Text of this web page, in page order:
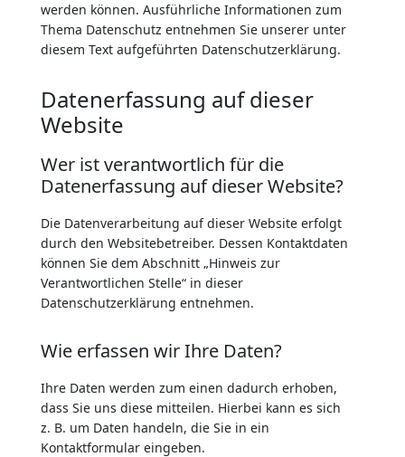
werden können. Ausführliche Informationen zum
Thema Datenschutz entnehmen Sie unserer unter
diesem Text aufgeführten Datenschutzerklärung.
Datenerfassung auf dieser
Website
Wer ist verantwortlich für die
Datenerfassung auf dieser Website?
Die Datenverarbeitung auf dieser Website erfolgt
durch den Websitebetreiber. Dessen Kontaktdaten
können Sie dem Abschnitt „Hinweis zur
Verantwortlichen Stelle“ in dieser
Datenschutzerklärung entnehmen.
Wie erfassen wir Ihre Daten?
Ihre Daten werden zum einen dadurch erhoben,
dass Sie uns diese mitteilen. Hierbei kann es sich
z. B. um Daten handeln, die Sie in ein
Kontaktformular eingeben.